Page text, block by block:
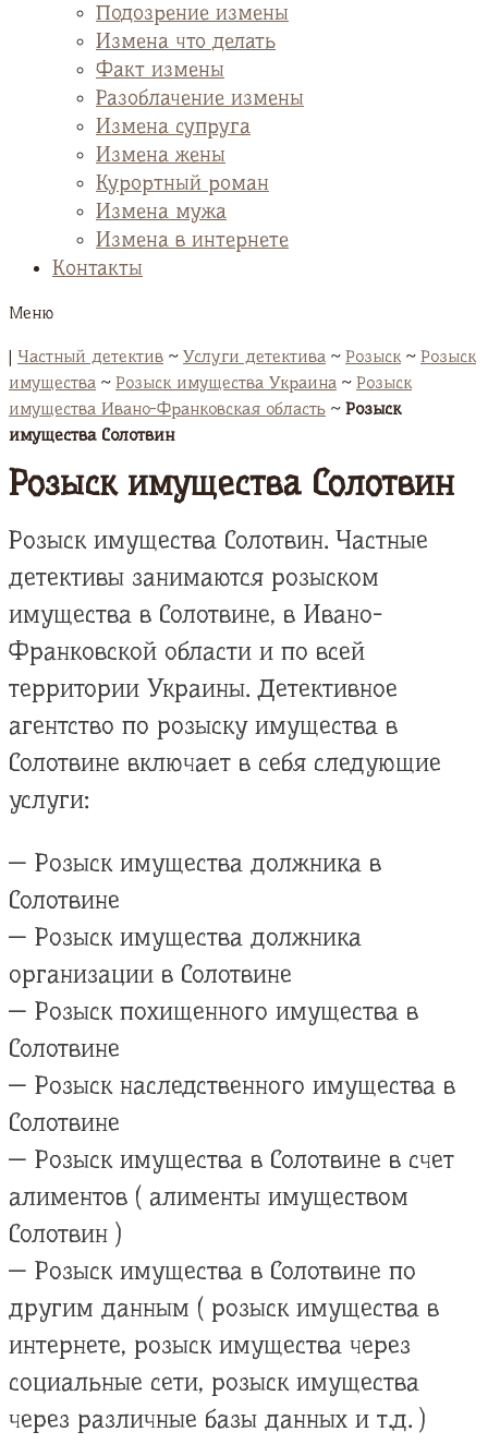
Подозрение измены
Измена что делать
Факт измены
Разоблачение измены
Измена супруга
Измена жены
Курортный роман
Измена мужа
Измена в интернете
Контакты
Меню
| Частный детектив ~ Услуги детектива ~ Розыск~ Розыск
имущества ~ Розыск имущества Украина ~ Розыск
имущества Ивано-Франковская область ~ Розыск
имущества Солотвин
Розыск имущества Солотвин
Розыск имущества Солотвин. Частные
детективы занимаются розыском
имущества в Солотвине, в Ивано-
Франковской области и по всей
территории Украины. Детективное
агентство по розыску имущества в
Солотвине включает в себя следующие
услуги:
— Розыск имущества должника в
Солотвине
— Розыск имущества должника
организации в Солотвине
— Розыск похищенного имущества в
Солотвине
— Розыск наследственного имущества в
Солотвине
— Розыск имущества в Солотвине в счет
алиментов ( алименты имуществом
Солотвин )
— Розыск имущества в Солотвине по
другим данным ( розыск имущества в
интернете, розыск имущества через
социальные сети, розыск имущества
через различные базы данных и т.д. )